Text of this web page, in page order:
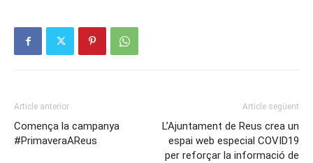
Article anterior
Comença la campanya
#PrimaveraAReus
Article següent
L’Ajuntament de Reus crea un
espai web especial COVID19
per reforçar la informació de